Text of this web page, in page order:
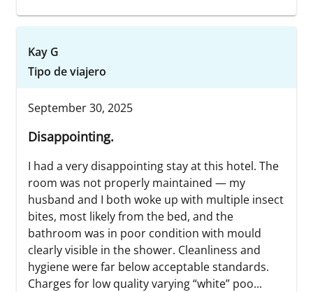
Kay G
Tipo de viajero
September 30, 2025
Disappointing.
I had a very disappointing stay at this hotel. The
room was not properly maintained — my
husband and I both woke up with multiple insect
bites, most likely from the bed, and the
bathroom was in poor condition with mould
clearly visible in the shower. Cleanliness and
hygiene were far below acceptable standards.
Charges for low quality varying “white” poo...